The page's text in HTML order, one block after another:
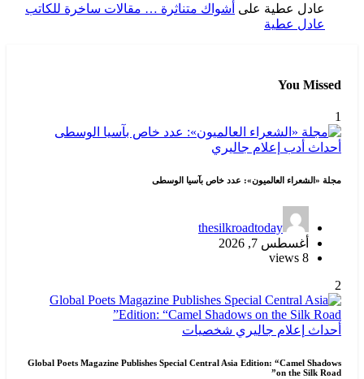
عادل عطية على أشواك متناثرة … مقالات ساخرة للكاتب
عادل عطية
You Missed
1
أحداث أدب إعلام جاليري
مجلة «الشعراء العالميون»: عدد خاص بآسيا الوسطى
thesilkroadtoday
أغسطس 7, 2026
8 views
2
أحداث إعلام جاليري شخصيات
Global Poets Magazine Publishes Special Central Asia Edition: “Camel Shadows
on the Silk Road”